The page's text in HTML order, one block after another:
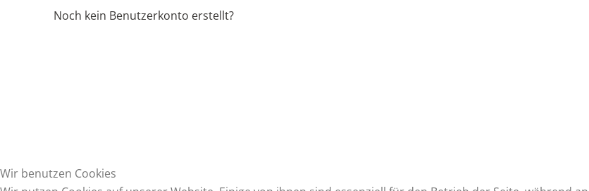
Noch kein Benutzerkonto erstellt?
Wir benutzen Cookies